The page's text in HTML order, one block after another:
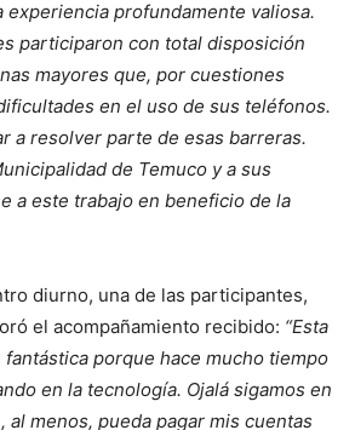
experiencia profundamente valiosa.
participaron con total disposición
mayores que, por cuestiones
en el uso de sus teléfonos.
a resolver parte de esas barreras.
de Temuco y a sus
a este trabajo en beneficio de la
diurno, una de las participantes,
el acompañamiento recibido: “Esta
porque hace mucho tiempo
en la tecnología. Ojalá sigamos en
al menos, pueda pagar mis cuentas